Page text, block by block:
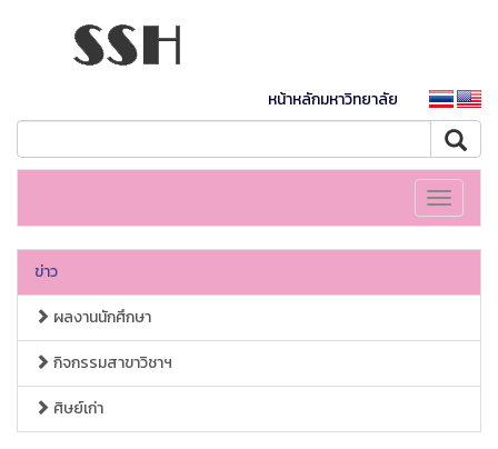
หน้าหลักมหาวิทยาลัย
Toggle
ข่าว
ผลงานนักศึกษา
กิจกรรมสาขาวิชาฯ
ศิษย์เก่า